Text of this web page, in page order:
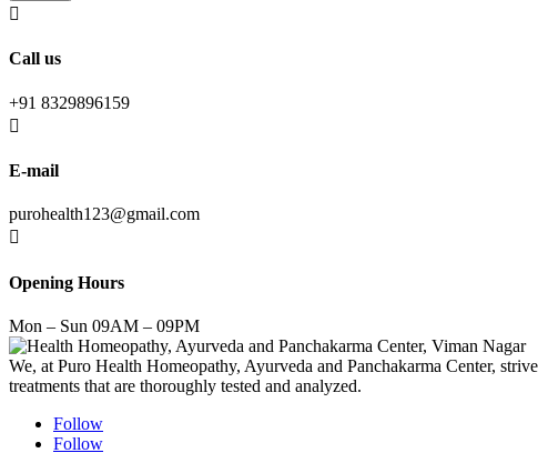

Call us
+91 8329896159

E-mail
purohealth123@gmail.com

Opening Hours
Mon – Sun 09AM – 09PM
We, at Puro Health Homeopathy, Ayurveda and Panchakarma Center,
treatments that are thoroughly tested and analyzed.
Follow
Follow